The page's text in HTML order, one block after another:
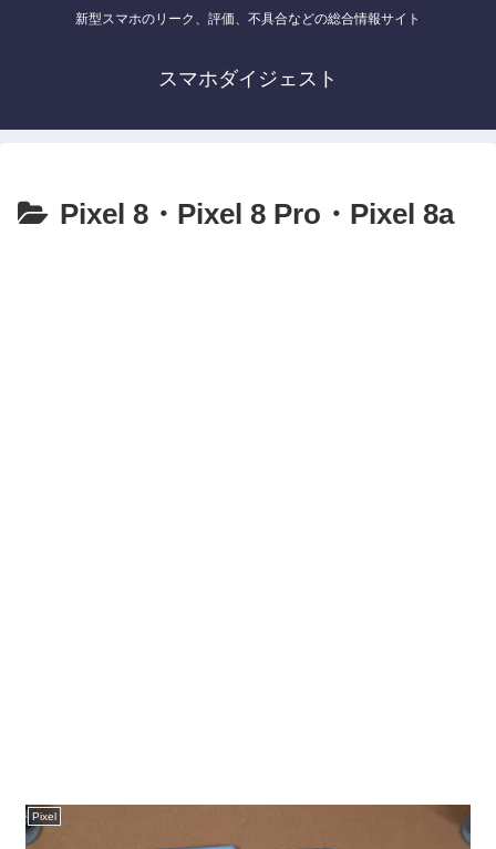
新型スマホのリーク、評価、不具合などの総合情報サイト
スマホダイジェスト
Pixel 8・Pixel 8 Pro・Pixel 8a
Pixel